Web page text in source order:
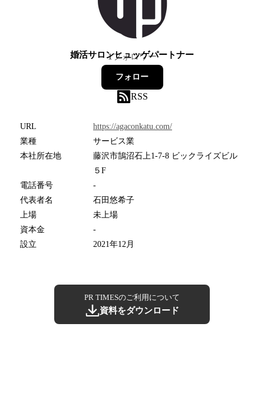
婚活サロンヒュッゲパートナー
1フォロワー
フォロー
RSS
URL
https://agaconkatu.com/
業種
サービス業
本社所在地
藤沢市鵠沼石上1-7-8 ビックライズビル
５F
電話番号
-
代表者名
石田悠希子
上場
未上場
資本金
-
設立
2021年12月
PR TIMESのご利用について
資料をダウンロード